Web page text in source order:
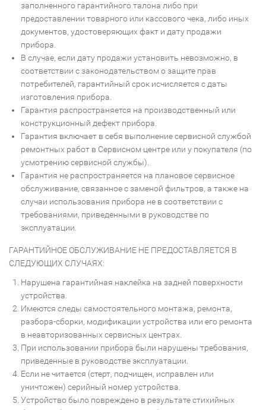
заполненного гарантийного талона либо при
предоставлении товарного или кассового чека, либо иных
документов, удостоверяющих факт и дату продажи
прибора.
В случае, если дату продажи установить невозможно, в
соответствии с законодательством о защите прав
потребителей, гарантийный срок исчисляется с даты
изготовления прибора.
Гарантия распространяется на производственный или
конструкционный дефект прибора.
Гарантия включает в себя выполнение сервисной службой
ремонтных работ в Сервисном центре или у покупателя (по
усмотрению сервисной службы).
Гарантия не распространяется на плановое сервисное
обслуживание, связанное с заменой фильтров, а также на
случаи использования прибора не в соответствии с
требованиями, приведенными в руководстве по
эксплуатации.
ГАРАНТИЙНОЕ ОБСЛУЖИВАНИЕ НЕ ПРЕДОСТАВЛЯЕТСЯ В
СЛЕДУЮЩИХ СЛУЧАЯХ:
Нарушена гарантийная наклейка на задней поверхности
устройства.
Имеются следы самостоятельного монтажа, ремонта,
разбора-сборки, модификации устройства или его ремонта
в неавторизованных сервисных центрах.
При использовании прибора были нарушены требования,
приведенные в руководстве эксплуатации.
Если не читается (стерт, подчищен, исправлен или
уничтожен) серийный номер устройства.
Устройство было повреждено в результате стихийных